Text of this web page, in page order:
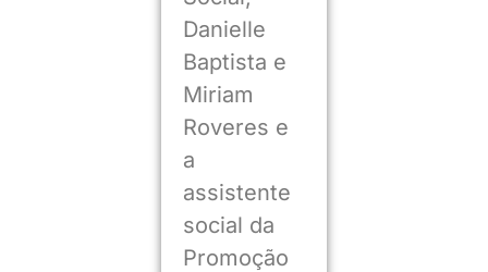
Danielle
Baptista e
Miriam
Roveres e
a
assistente
social da
Promoção